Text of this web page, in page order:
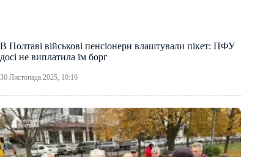
В Полтаві військові пенсіонери влаштували пікет: ПФУ
досі не виплатила їм борг
30 Листопада 2025, 10:16